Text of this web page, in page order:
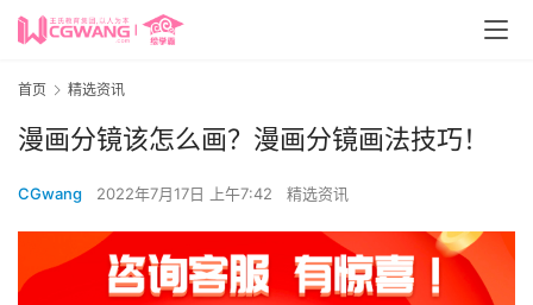
首页 精选资讯
漫画分镜该怎么画？漫画分镜画法技巧！
CGwang 2022年7月17日 上午7:42 精选资讯